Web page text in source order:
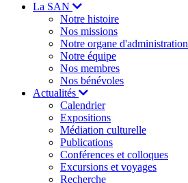
La SAN
Notre histoire
Nos missions
Notre organe d'administration
Notre équipe
Nos membres
Nos bénévoles
Actualités
Calendrier
Expositions
Médiation culturelle
Publications
Conférences et colloques
Excursions et voyages
Recherche